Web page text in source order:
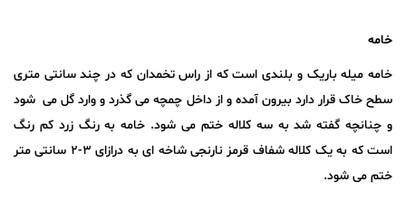
خامه
خامه میله باریک و بلندی است که از راس تخمدان که در چند سانتی متری
سطح خاک قرار دارد بیرون آمده و از داخل چمچه می گذرد و وارد گل می شود
و چنانچه گفته شد به سه کلاله ختم می شود. خامه به رنگ زرد کم رنگ
است که به یک کلاله شفاف قرمز نارنجی شاخه ای به درازای ۳-۲ سانتی متر
ختم می شود.